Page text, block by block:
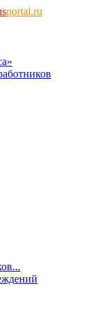
portal.ru